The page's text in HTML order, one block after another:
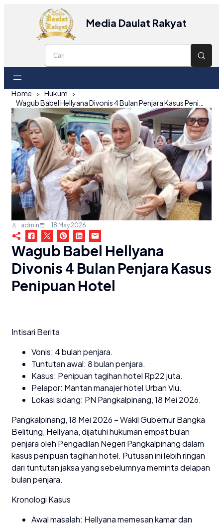
Media Daulat Rakyat
Home
Hukum
admin 18 May 2026
Wagub Babel Hellyana
Divonis 4 Bulan Penjara Kasus
Penipuan Hotel
Intisari Berita
Vonis: 4 bulan penjara.
Tuntutan awal: 8 bulan penjara.
Kasus: Penipuan tagihan hotel Rp22 juta.
Pelapor: Mantan manajer hotel Urban Viu.
Lokasi sidang: PN Pangkalpinang, 18 Mei 2026.
Pangkalpinang, 18 Mei 2026 – Wakil Gubernur Bangka
Belitung, Hellyana, dijatuhi hukuman empat bulan
penjara oleh Pengadilan Negeri Pangkalpinang dalam
kasus penipuan tagihan hotel. Putusan ini lebih ringan
dari tuntutan jaksa yang sebelumnya meminta delapan
bulan penjara.
Kronologi Kasus
Awal masalah: Hellyana memesan kamar dan